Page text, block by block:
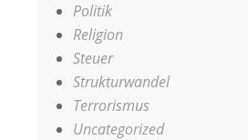
Politik
Religion
Steuer
Strukturwandel
Terrorismus
Uncategorized